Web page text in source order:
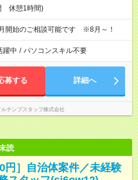
休憩1時間)
開始のご相談可能です ※8月～！
躍中 / パソコンスキル不要
募する 詳細へ
ルテンプスタッフ株式会社
読
円］自治体案件／未経験